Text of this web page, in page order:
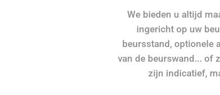
We bieden u altijd
ingericht op uw
beursstand, optionele
van de beurswand... of
zijn indicatief,